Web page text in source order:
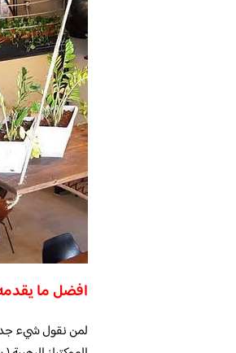
افضل ما
لمن نقول شيء